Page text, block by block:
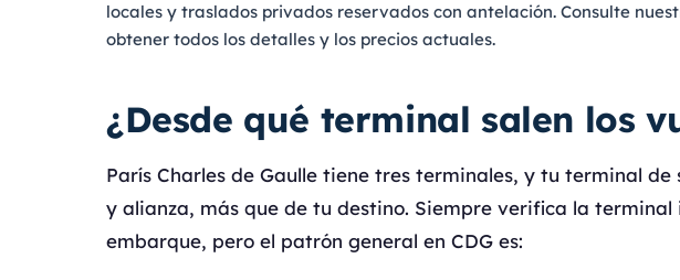
locales y traslados privados reservados con antelación. Consulte
obtener todos los detalles y los precios actuales.
¿Desde qué terminal salen los
París Charles de Gaulle tiene tres terminales, y tu terminal
y alianza, más que de tu destino. Siempre verifica la
embarque, pero el patrón general en CDG es: